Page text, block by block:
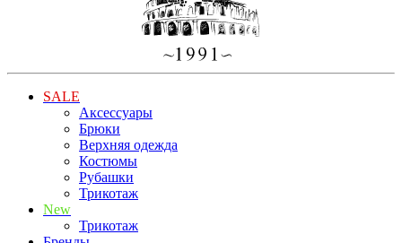
SALE
Аксессуары
Брюки
Верхняя одежда
Костюмы
Рубашки
Трикотаж
New
Трикотаж